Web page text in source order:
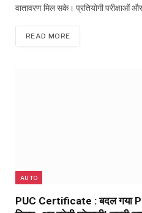
वातावरण मिल सके। प्रतियोगी परीक्षाओं
READ MORE
AUTO
PUC Certificate : बदल गया